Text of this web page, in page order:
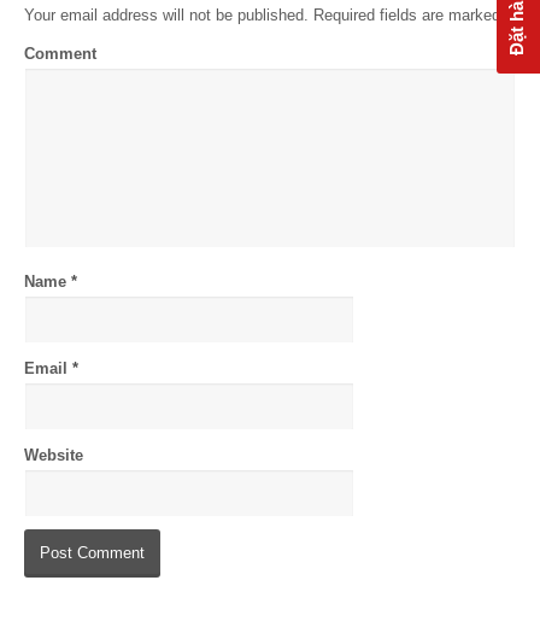
Your email address will not be published. Required fields are marked *
Comment
Name *
Email *
Website
Đặt hàng